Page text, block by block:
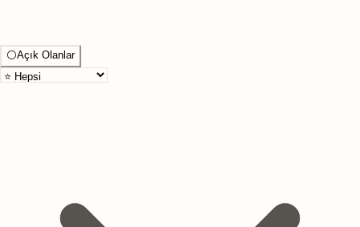
⚪Açık Olanlar